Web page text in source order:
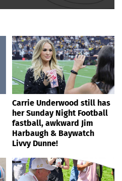
Carrie Underwood still has
her Sunday Night Football
fastball, awkward Jim
Harbaugh & Baywatch
Livvy Dunne!